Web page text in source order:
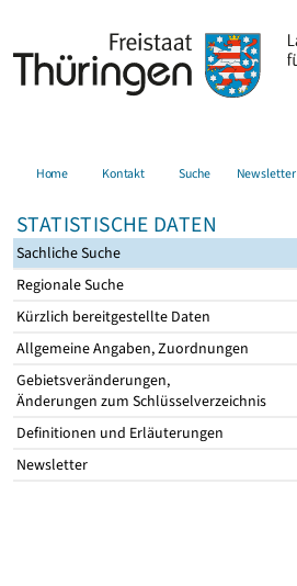
Home Kontakt Suche Newsletter
STATISTISCHE DATEN
Sachliche Suche
Regionale Suche
Kürzlich bereitgestellte Daten
Allgemeine Angaben, Zuordnungen
Gebietsveränderungen,
Änderungen zum Schlüsselverzeichnis
Definitionen und Erläuterungen
Newsletter